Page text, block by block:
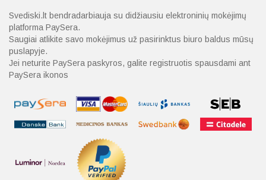
Svediski.lt bendradarbiauja su didžiausiu elektroninių mokėjimų
platforma PaySera.
Saugiai atlikite savo mokėjimus už pasirinktus biuro baldus mūsų
puslapyje.
Jei neturite PaySera paskyros, galite registruotis spausdami ant
PaySera ikonos